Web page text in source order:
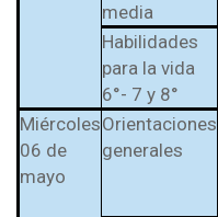
media
Habilidades
para la vida
6°- 7 y 8°
Miércoles
06 de
mayo
Orientaciones
generales